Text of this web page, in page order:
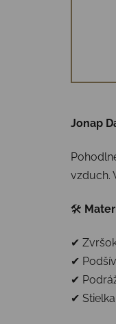
Jonap
vzduch.
🛠
✔
✔
✔
✔ Stielka: